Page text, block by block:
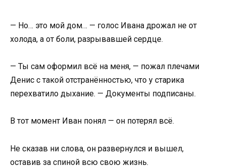
— Но… это мой дом… — голос Ивана дрожал не от
холода, а от боли, разрывавшей сердце.
— Ты сам оформил всё на меня, — пожал плечами
Денис с такой отстранённостью, что у старика
перехватило дыхание. — Документы подписаны.
В тот момент Иван понял — он потерял всё.
Не сказав ни слова, он развернулся и вышел,
оставив за спиной всю свою жизнь.